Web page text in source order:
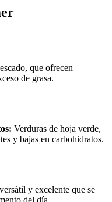
que ofrecen
de grasa.
Verduras de hoja verde,
y bajas en carbohidratos.
y excelente que se
del día.